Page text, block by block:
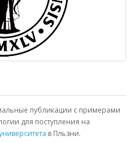
публикации с примерами
для поступления на
в Пльзни.